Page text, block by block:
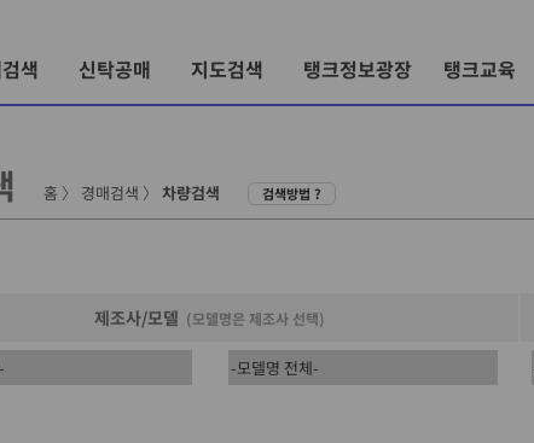
색 신탁공매 지도검색 탱크정보광장 탱크교육
홈 〉 경매검색 〉 차량검색 검색방법 ?
제조사/모델 (모델명은 제조사 선택)